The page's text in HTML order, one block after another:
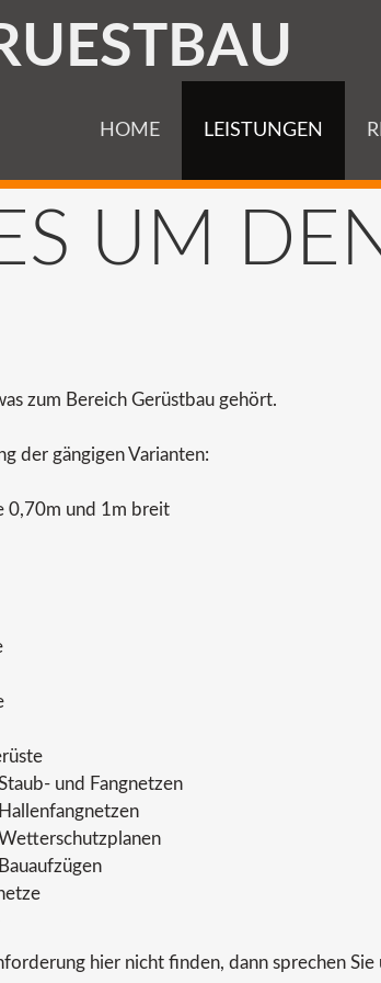
U EST BAU
HOME LEISTUNGEN
UM
zum Bereich Gerüstbau gehört.
der gängigen Varianten:
0,70m und 1m breit
und Fangnetzen
hier nicht finden, dann sprechen